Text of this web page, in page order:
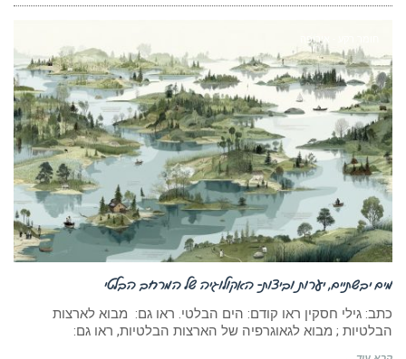
חומר רקע - אירופה
מים יבשתיים, יערות וביצות- האקולוגיה של המרחב הבלטי
כתב: גילי חסקין ראו קודם: הים הבלטי. ראו גם: מבוא לארצות
הבלטיות ; מבוא לגאוגרפיה של הארצות הבלטיות, ראו גם: